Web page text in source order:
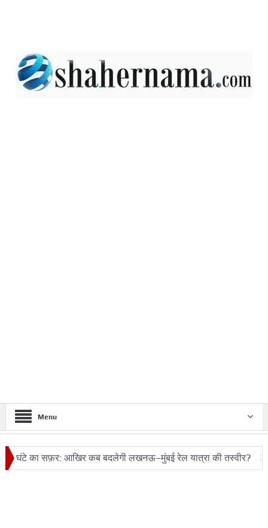
Menu
सफ़र: आखिर कब बदलेगी लखनऊ–मुंबई रेल यात्रा की तस्वीर? ट्रंप के